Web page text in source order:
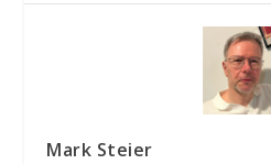
Mark Steier